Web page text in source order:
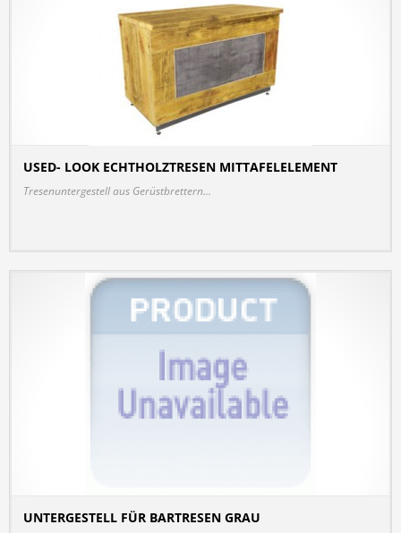
USED- LOOK ECHTHOLZTRESEN MITTAFELELEMENT
Tresenuntergestell aus Gerüstbrettern...
UNTERGESTELL FÜR BARTRESEN GRAU